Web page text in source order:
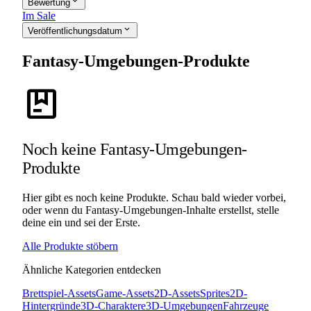
Bewertung
Im Sale
Veröffentlichungsdatum expand_more
Fantasy-Umgebungen-Produkte
package
Noch keine Fantasy-Umgebungen-
Produkte
Hier gibt es noch keine Produkte. Schau bald wieder vorbei,
oder wenn du Fantasy-Umgebungen-Inhalte erstellst, stelle
deine ein und sei der Erste.
Alle Produkte stöbern
Ähnliche Kategorien entdecken
Brettspiel-AssetsGame-Assets2D-AssetsSprites2D-
Hintergründe3D-Charaktere3D-UmgebungenFahrzeuge